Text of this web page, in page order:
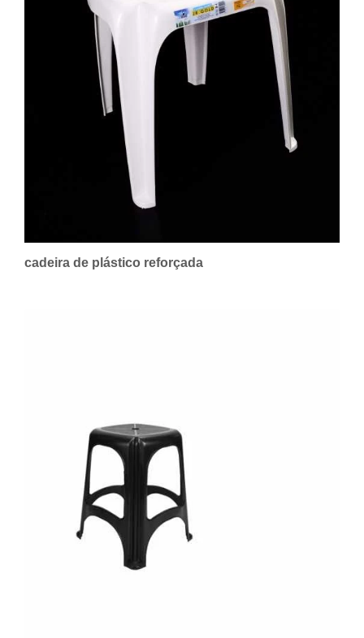
cadeira de plástico reforçada